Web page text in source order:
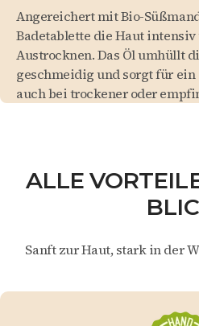
Angereichert mit Bio-
Badetablette die Haut
Austrocknen. Das Öl umhüllt
geschmeidig und sorgt für
auch bei trockener oder
ALLE
Sanft zur Haut, stark in der